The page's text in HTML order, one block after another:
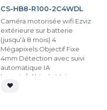
512GB - Conception
résistante aux intempéries
CS-HB8-R100-2C4WDL
Caméra motorisée wifi Ezviz
extérieure sur batterie
(jusqu'à 8 mois) 4
Mégapixels Objectif Fixe
4mm Détection avec suivi
automatique IA
humain/véhicule Vision
nocturne en couleur 15m